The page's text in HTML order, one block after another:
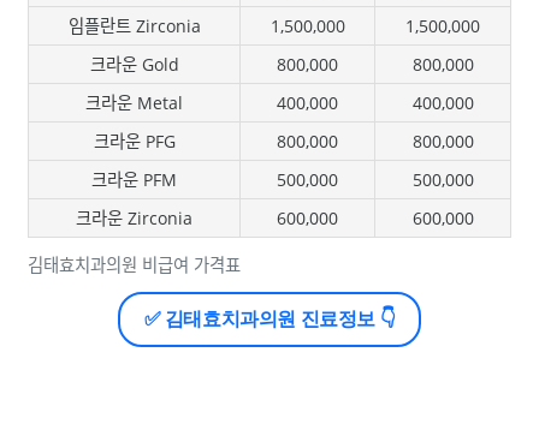
김태효치과의원 비급여 가격표
임플란트 Zirconia
1,500,000
1,500,000
크라운 Gold
800,000
800,000
크라운 Metal
400,000
400,000
크라운 PFG
800,000
800,000
크라운 PFM
500,000
500,000
크라운 Zirconia
600,000 600,000
✅ 김태효치과의원 진료정보 👇